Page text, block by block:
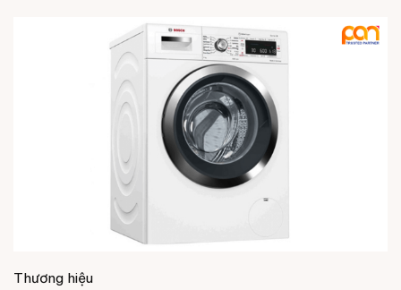
Thương hiệu